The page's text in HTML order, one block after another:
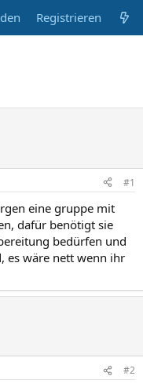
Registrieren
#1
eine gruppe mit
dafür benötigt sie
bedürfen und
es wäre nett wenn ihr
#2